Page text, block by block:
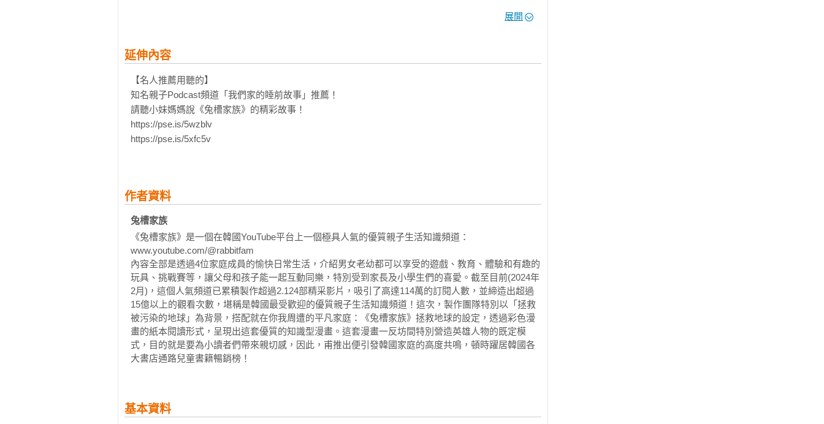
玩具、挑戰賽等，讓父母和孩子能一起互動同樂，特別受到家長及小學生們的喜愛。截至目前(2024年
15億以上的觀看次數，堪稱是韓國最受歡迎的優質親子生活知識頻道！這次，製作團隊特別以「拯救
被污染的地球」為背景，搭配就在你我周遭的平凡家庭：《兔槽家族》拯救地球的設定，透過彩色漫
畫的紙本閱讀形式，呈現出這套優質的知識型漫畫。這套漫畫一反坊間特別營造英雄人物的既定模
式，目的就是要為小讀者們帶來親切感，因此，甫推出便引發韓國家庭的高度共鳴，頓時躍居韓國各
大書店通路兒童書籍暢銷榜！
二、《兔槽家族》成員介紹
兔弟達林：兔槽家族的天真可愛成員，富有正義感，但愛哭的程度有點令人擔憂。
三、《兔槽家族》與SDGs的理念相契合的冒險故事
在兔槽家族的歷險中，他們呼籲人類停止環境搞破壞，並與神仙一同面對解決環保難題。這套優質的
知識漫畫不僅充滿笑聲，更透過故事情節傳達SDGs的核心價值，引導讀者思考如何共同努力實現可持
續發展的目標。這絕對是一套充滿趣味性與教育性的知識型漫畫，將SDGs的精神融入生動有趣的家族
冒險故事中，啟發人們關心地球未來、參與可持續行動。
二十一世紀，人類還是沒有發展出外星殖民計畫，仍然在宇宙唯一棲息地「地球」生活著。但人類卻
像是一群專業的搗爛者，無意有意地對環境造成破壞，神仙們則一邊看笑話，一邊在旁邊喝著神仙
茶。
《兔槽家族》是這場地球環境大鬧劇中挺身而出的平凡英雄，他們一家人一邊呼籲人類別再繼續破壞
環境，一邊勇敢地向神仙們吐槽，立下各種挑戰狀。
族解決這些問題才願意伸出援手。這些問題既考驗腦力，又考驗吐槽技巧，只有通過了，神仙們才會
露臉幫忙清理地球的環境危機。
如今的地球感到痛苦！
第6章 僵屍植物的襲擊！
【解謎】拯救地球的遊戲樂翻天
尋找被丟棄在森林中的一次性用品和垃圾！
展開
延伸內容
【名人推薦用聽的】
知名親子Podcast頻道「我們家的睡前故事」推薦！
請聽小妹媽媽說《兔槽家族》的精彩故事！
https://pse.is/5wzblv
https://pse.is/5xfc5v
作者資料
兔槽家族
《兔槽家族》是一個在韓國YouTube平台上一個極具人氣的優質親子生活知識頻道：
www.youtube.com/@rabbitfam
內容全部是透過4位家庭成員的愉快日常生活，介紹男女老幼都可以享受的遊戲、教育、體驗和有趣的
玩具、挑戰賽等，讓父母和孩子能一起互動同樂，特別受到家長及小學生們的喜愛。截至目前(2024年
2月)，這個人氣頻道已累積製作超過2.124部精采影片，吸引了高達114萬的訂閱人數，並締造出超過
15億以上的觀看次數，堪稱是韓國最受歡迎的優質親子生活知識頻道！這次，製作團隊特別以「拯救
被污染的地球」為背景，搭配就在你我周遭的平凡家庭：《兔槽家族》拯救地球的設定，透過彩色漫
畫的紙本閱讀形式，呈現出這套優質的知識型漫畫。這套漫畫一反坊間特別營造英雄人物的既定模
式，目的就是要為小讀者們帶來親切感，因此，甫推出便引發韓國家庭的高度共鳴，頓時躍居韓國各
大書店通路兒童書籍暢銷榜！
基本資料